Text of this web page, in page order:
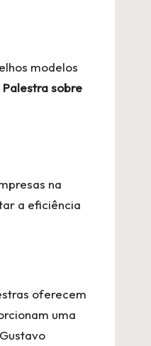
modelos
Palestra sobre
na
a eficiência
oferecem
uma